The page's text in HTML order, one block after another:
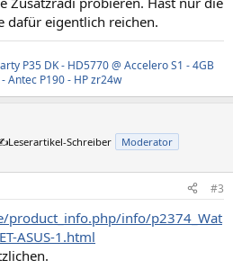
dafür eigentlich reichen.
P35 DK - HD5770 @ Accelero S1 - 4GB
Antec P190 - HP zr24w
Schreiber Moderator
#3
product_info.php/info/p2374_Wat
ASUS-1.html